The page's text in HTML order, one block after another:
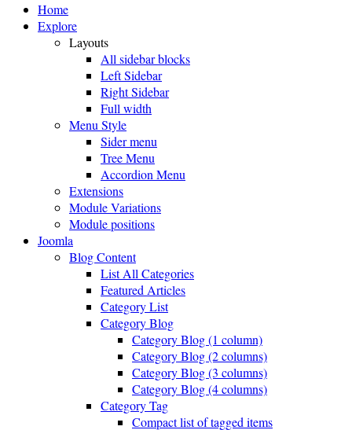
Home
Explore
Layouts
All sidebar blocks
Left Sidebar
Right Sidebar
Full width
Menu Style
Sider menu
Tree Menu
Accordion Menu
Extensions
Module Variations
Module positions
Joomla
Blog Content
List All Categories
Featured Articles
Category List
Category Blog
Category Blog (1 column)
Category Blog (2 columns)
Category Blog (3 columns)
Category Blog (4 columns)
Category Tag
Compact list of tagged items